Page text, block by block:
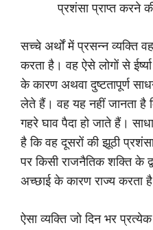
प्रशंसा प्राप्त करने
सच्चे अर्थों में प्रसन्न व्यक्ति वह
करता है। वह ऐसे लोगों से
के कारण अथवा दुष्टतापूर्ण
लेते हैं। वह यह नहीं जानता है
गहरे घाव पैदा हो जाते हैं।
है कि वह दूसरों की झूठी
पर किसी राजनैतिक शक्ति के
अच्छाई के कारण राज्य करता
ऐसा व्यक्ति जो दिन भर